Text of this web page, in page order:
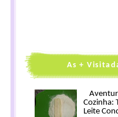
As +
Cozinha:
Leite